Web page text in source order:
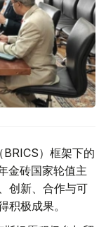
）框架下的
金砖国家轮值主
创新、合作与可
积极成果。